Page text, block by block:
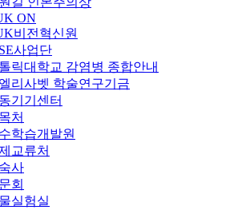
ON
비전혁신원
사업단
릭대학교 감염병 종합안내
리사벳 학술연구기금
기기센터
처
학습개발원
교류처
사
회
실험실